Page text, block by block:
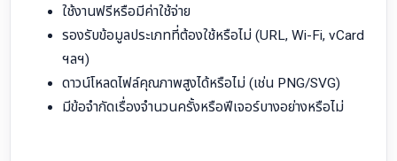
ใช้งานฟรีหรือมีค่าใช้จ่าย
รองรับข้อมูลประเภทที่ต้องใช้หรือไม่ (URL, Wi-Fi, vCard
ฯลฯ)
ดาวน์โหลดไฟล์คุณภาพสูงได้หรือไม่ (เช่น PNG/SVG)
มีข้อจำกัดเรื่องจำนวนครั้งหรือฟีเจอร์บางอย่างหรือไม่